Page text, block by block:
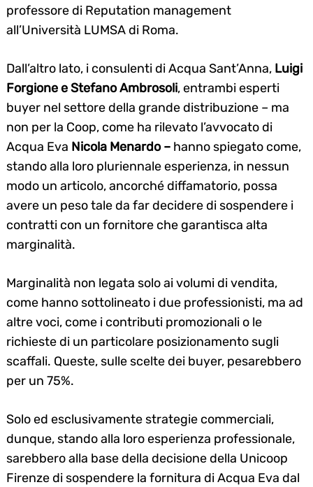
professore di Reputation management
all’Università LUMSA di Roma.
Dall’altro lato, i consulenti di Acqua Sant’Anna, Luigi
Forgione e Stefano Ambrosoli, entrambi esperti
buyer nel settore della grande distribuzione – ma
non per la Coop, come ha rilevato l’avvocato di
Acqua Eva Nicola Menardo – hanno spiegato come,
stando alla loro pluriennale esperienza, in nessun
modo un articolo, ancorché diffamatorio, possa
avere un peso tale da far decidere di sospendere i
contratti con un fornitore che garantisca alta
marginalità.
Marginalità non legata solo ai volumi di vendita,
come hanno sottolineato i due professionisti, ma ad
altre voci, come i contributi promozionali o le
richieste di un particolare posizionamento sugli
scaffali. Queste, sulle scelte dei buyer, pesarebbero
per un 75%.
Solo ed esclusivamente strategie commerciali,
dunque, stando alla loro esperienza professionale,
sarebbero alla base della decisione della Unicoop
Firenze di sospendere la fornitura di Acqua Eva dal